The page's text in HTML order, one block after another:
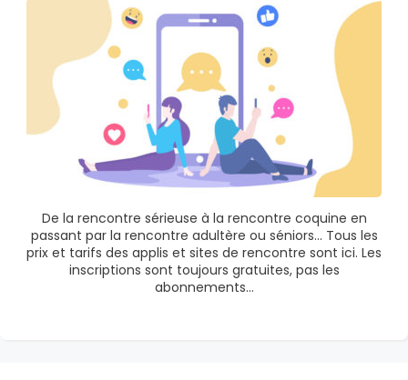
De la rencontre sérieuse à la rencontre coquine en
passant par la rencontre adultère ou séniors… Tous les
prix et tarifs des applis et sites de rencontre sont ici. Les
inscriptions sont toujours gratuites, pas les
abonnements…